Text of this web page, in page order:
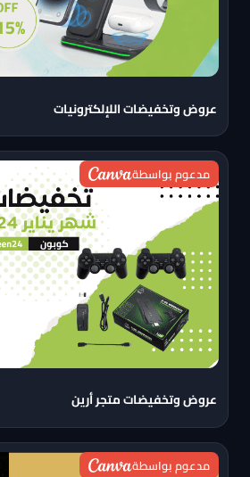
عروض وتخفيضات اللإلكترونيات
مدعوم بواسطة
عروض وتخفيضات متجر أرين
مدعوم بواسطة